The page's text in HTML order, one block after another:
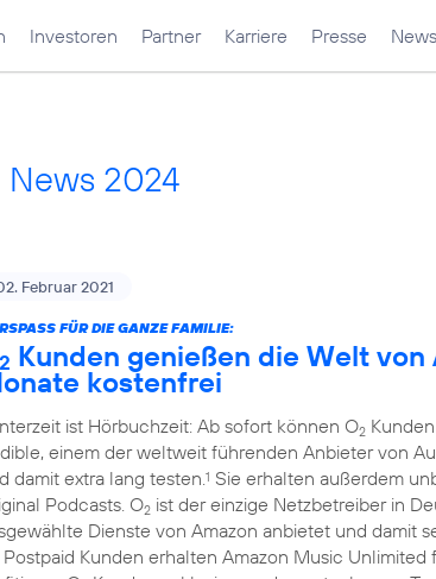
Investoren Partner Karriere Presse News
2024
Februar 2021
FÜR DIE GANZE FAMILIE:
2 Kunden genießen die Welt
kostenfrei
ist Hörbuchzeit: Ab sofort können O2
einem der weltweit führenden Anbieter von
damit extra lang testen.1 Sie erhalten außerdem
Podcasts. O2 ist der einzige Netzbetreiber in
Dienste von Amazon anbietet und damit
Postpaid Kunden erhalten Amazon Music